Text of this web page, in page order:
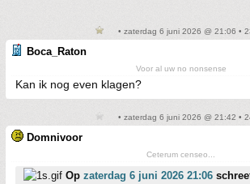
• zaterdag 6 juni 2026 @ 21:06 •
Boca_Raton
Voor al uw no nonsense
Kan ik nog even klagen?
• zaterdag 6 juni 2026 @ 21:42 •
Domnivoor
Ceterum censeo...
Op zaterdag 6 juni 2026 21:06